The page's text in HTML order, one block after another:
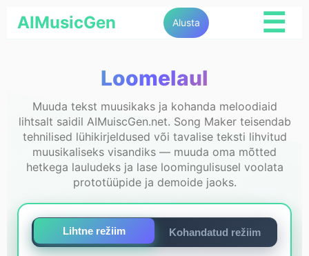
AIMusicGen Alusta ☰
Loomelaul
Muuda tekst muusikaks ja kohanda meloodiaid
lihtsalt saidil AIMuiscGen.net. Song Maker teisendab
tehnilised lühikirjeldused või tavalise teksti lihvitud
muusikaliseks visandiks — muuda oma mõtted
hetkega lauludeks ja lase loomingulisusel voolata
prototüüpide ja demoide jaoks.
Lihtne režiim Kohandatud režiim